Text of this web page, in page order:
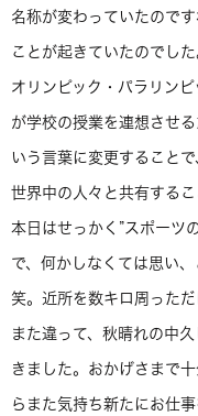
名称が変わっていたので
ことが起きていたのでし
オリンピック・パラリン
が学校の授業を連想させ
いう言葉に変更すること
世界中の人々と共有する
本日はせっかく”スポーツ
で、何かしなくては思い
笑。近所を数キロ周った
また違って、秋晴れの中
きました。おかげさまで
らまた気持ち新たにお仕